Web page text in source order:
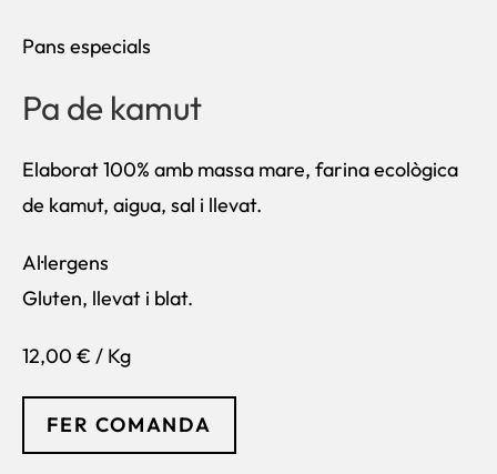
Pans especials
Pa de kamut
Elaborat 100% amb massa mare, farina ecològica
de kamut, aigua, sal i llevat.
Al·lergens
Gluten, llevat i blat.
12,00 € / Kg
FER COMANDA